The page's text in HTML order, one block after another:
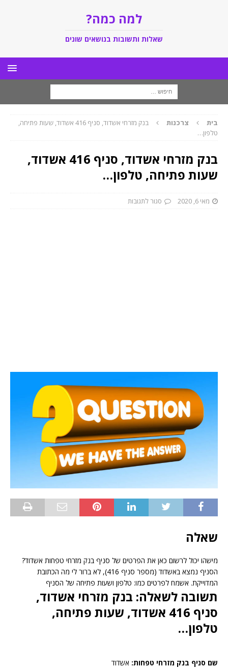
למה כמה?
שאלות ותשובות בנושאים שונים
בית צרכנות
בנק מזרחי ‏אשדוד, סניף 416 אשדוד, שעות פתיחה,
טלפון…
בנק מזרחי ‏אשדוד, סניף 416 אשדוד,
שעות פתיחה, טלפון…
מאי 6, 2020 סגור לתגובות
שאלה
מישהו יכול לרשום כאן את הפרטים של סניף בנק מזרחי טפחות ‏אשדוד?
הסניף נמצא באשדוד (מספר סניף 416), לא ברור לי מה הכתובת
המדוייקת. אשמח לפרטים כמו: טלפון ושעות פתיחה של הסניף
תשובה לשאלה: בנק מזרחי ‏אשדוד,
סניף 416 אשדוד, שעות פתיחה,
טלפון…
שם סניף בנק מזרחי טפחות: ‏אשדוד